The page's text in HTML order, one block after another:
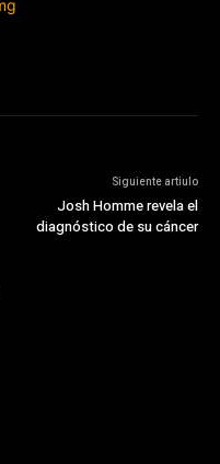
Siguiente artiulo
Josh Homme revela el
diagnóstico de su cáncer